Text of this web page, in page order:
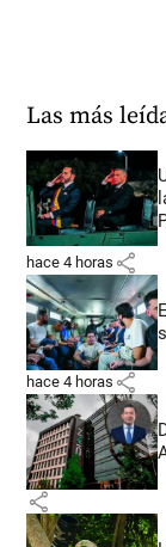
Las más
hace 4 horas share
hace 4 horas share
share